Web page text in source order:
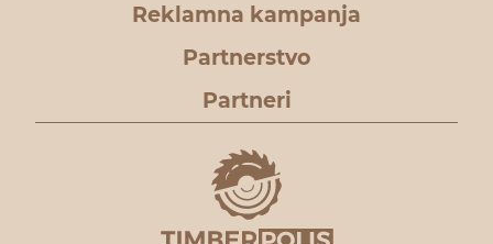
Reklamna kampanja
Partnerstvo
Partneri